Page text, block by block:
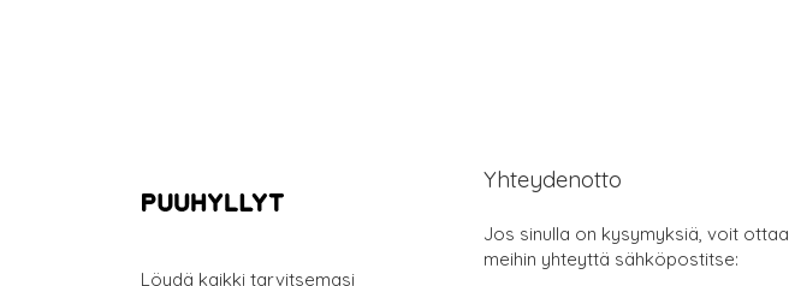
Löydä kaikki tarvitsemasi
Yhteydenotto
Jos sinulla on kysymyksiä, voit ottaa
meihin yhteyttä sähköpostitse: